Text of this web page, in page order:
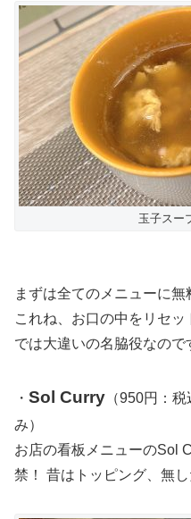
玉子スー
まずは全てのメニューに無
これね、お口の中をリセ
では大違いの名脇役なので
・ Sol Curry （950円：
み）
お店の看板メニューのSol
禁！ 昔はトッピング、無し